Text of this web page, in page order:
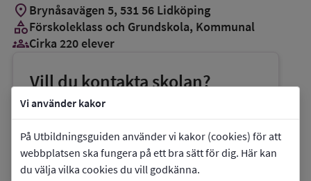
Vi använder kakor
På Utbildningsguiden använder vi kakor (cookies) för att
webbplatsen ska fungera på ett bra sätt för dig. Här kan
du välja vilka cookies du vill godkänna.
location_on Brynåsavägen 5, 53156 Lidköping
categoryFörskoleklass och Grundskola, Kommunal
groups_3Cirka 220 elever
Vill du kontakta skolan?
phoneTelefon:0510-771560
E-post: stenhammarskolan@lidkoping.se
link Webbplats:Stenhammarskolan